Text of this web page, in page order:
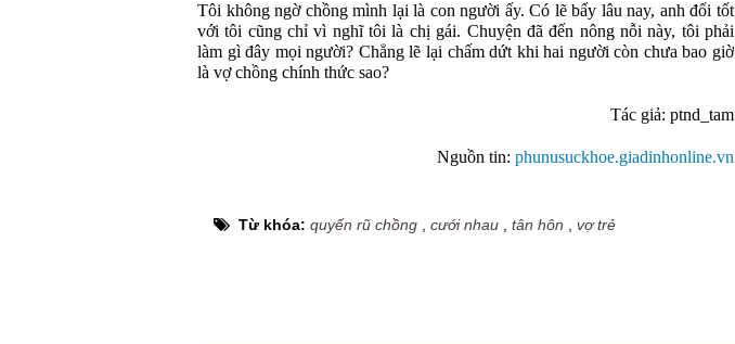
Tôi không ngờ chồng mình lại là con người ấy. Có lẽ bấy lâu nay, anh đối tốt
với tôi cũng chỉ vì nghĩ tôi là chị gái. Chuyện đã đến nông nỗi này, tôi phải
làm gì đây mọi người? Chẳng lẽ lại chấm dứt khi hai người còn chưa bao giờ
là vợ chồng chính thức sao?
Tác giả: ptnd_tam
Nguồn tin: phunusuckhoe.giadinhonline.vn
Từ khóa: quyến rũ chồng cưới nhau tân hôn vợ trẻ